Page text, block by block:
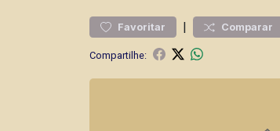
Favoritar | Comparar
Compartilhe: